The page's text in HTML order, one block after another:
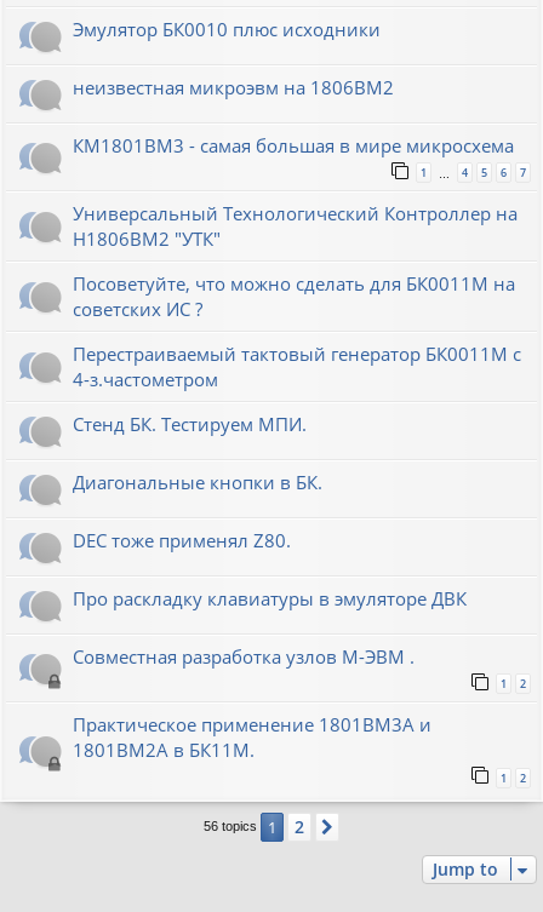
Эмулятор БК0010 плюс исходники
неизвестная микроэвм на 1806ВМ2
КМ1801ВМ3 - самая большая в мире микросхема
1 … 4 5 6 7
Универсальный Технологический Контроллер на
Н1806ВМ2 "УТК"
Посоветуйте, что можно сделать для БК0011М на
советских ИС ?
Перестраиваемый тактовый генератор БК0011М с
4-з.частометром
Стенд БК. Тестируем МПИ.
Диагональные кнопки в БК.
DEC тоже применял Z80.
Про раскладку клавиатуры в эмуляторе ДВК
Совместная разработка узлов М-ЭВМ .
1 2
Практическое применение 1801ВМ3А и
1801ВМ2А в БК11М.
1 2
56 topics 1 2
Jump to